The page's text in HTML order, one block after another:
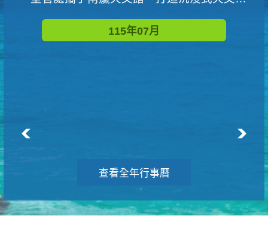
115年07月
查看全年行事曆